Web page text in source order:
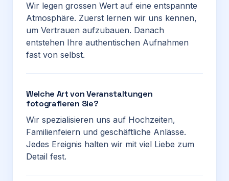
Wir legen grossen Wert auf eine entspannte
Atmosphäre. Zuerst lernen wir uns kennen,
um Vertrauen aufzubauen. Danach
entstehen Ihre authentischen Aufnahmen
fast von selbst.
Welche Art von Veranstaltungen
fotografieren Sie?
Wir spezialisieren uns auf Hochzeiten,
Familienfeiern und geschäftliche Anlässe.
Jedes Ereignis halten wir mit viel Liebe zum
Detail fest.